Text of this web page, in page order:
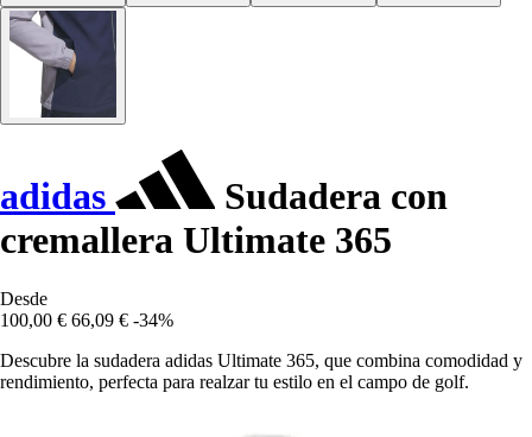
adidas
Sudadera con
cremallera Ultimate 365
Desde
100,00 € 66,09 € -34%
Descubre la sudadera adidas Ultimate 365, que combina comodidad y
rendimiento, perfecta para realzar tu estilo en el campo de golf.